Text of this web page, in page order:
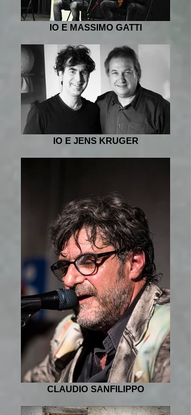
IO E MASSIMO GATTI
IO E JENS KRUGER
CLAUDIO SANFILIPPO